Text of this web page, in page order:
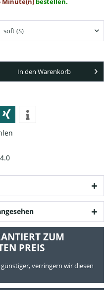
In den Warenkorb
ZUM
PREIS
verringern wir diesen